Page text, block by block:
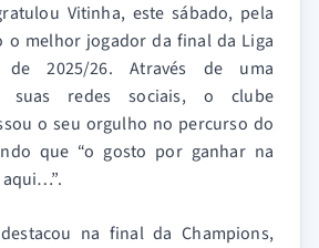
Vitinha, este sábado, pela
o melhor jogador da final da Liga
de 2025/26. Através de uma
suas redes sociais, o clube
o seu orgulho no percurso do
que “o gosto por ganhar na
na final da Champions,